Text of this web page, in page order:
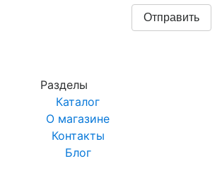
Разделы
Каталог
О магазине
Контакты
Блог